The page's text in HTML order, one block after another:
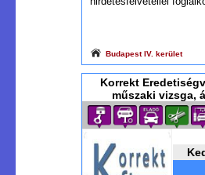
Budapest IV. kerület
Korrekt
műszaki vizsga,